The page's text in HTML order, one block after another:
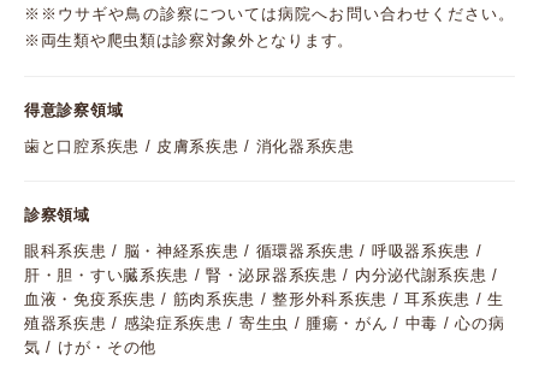
※※ウサギや鳥の診察については病院へお問い合わせください。
※両生類や爬虫類は診察対象外となります。
得意診察領域
歯と口腔系疾患 / 皮膚系疾患 / 消化器系疾患
診察領域
眼科系疾患 / 脳・神経系疾患 / 循環器系疾患 / 呼吸器系疾患 /
肝・胆・すい臓系疾患 / 腎・泌尿器系疾患 / 内分泌代謝系疾患 /
血液・免疫系疾患 / 筋肉系疾患 / 整形外科系疾患 / 耳系疾患 / 生
殖器系疾患 / 感染症系疾患 / 寄生虫 / 腫瘍・がん / 中毒 / 心の病
気 / けが・その他